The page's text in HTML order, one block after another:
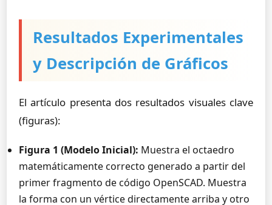
Resultados Experimentales
y Descripción de Gráficos
El artículo presenta dos resultados visuales clave
(figuras):
Figura 1 (Modelo Inicial): Muestra el octaedro
matemáticamente correcto generado a partir del
primer fragmento de código OpenSCAD. Muestra
la forma con un vértice directamente arriba y otro